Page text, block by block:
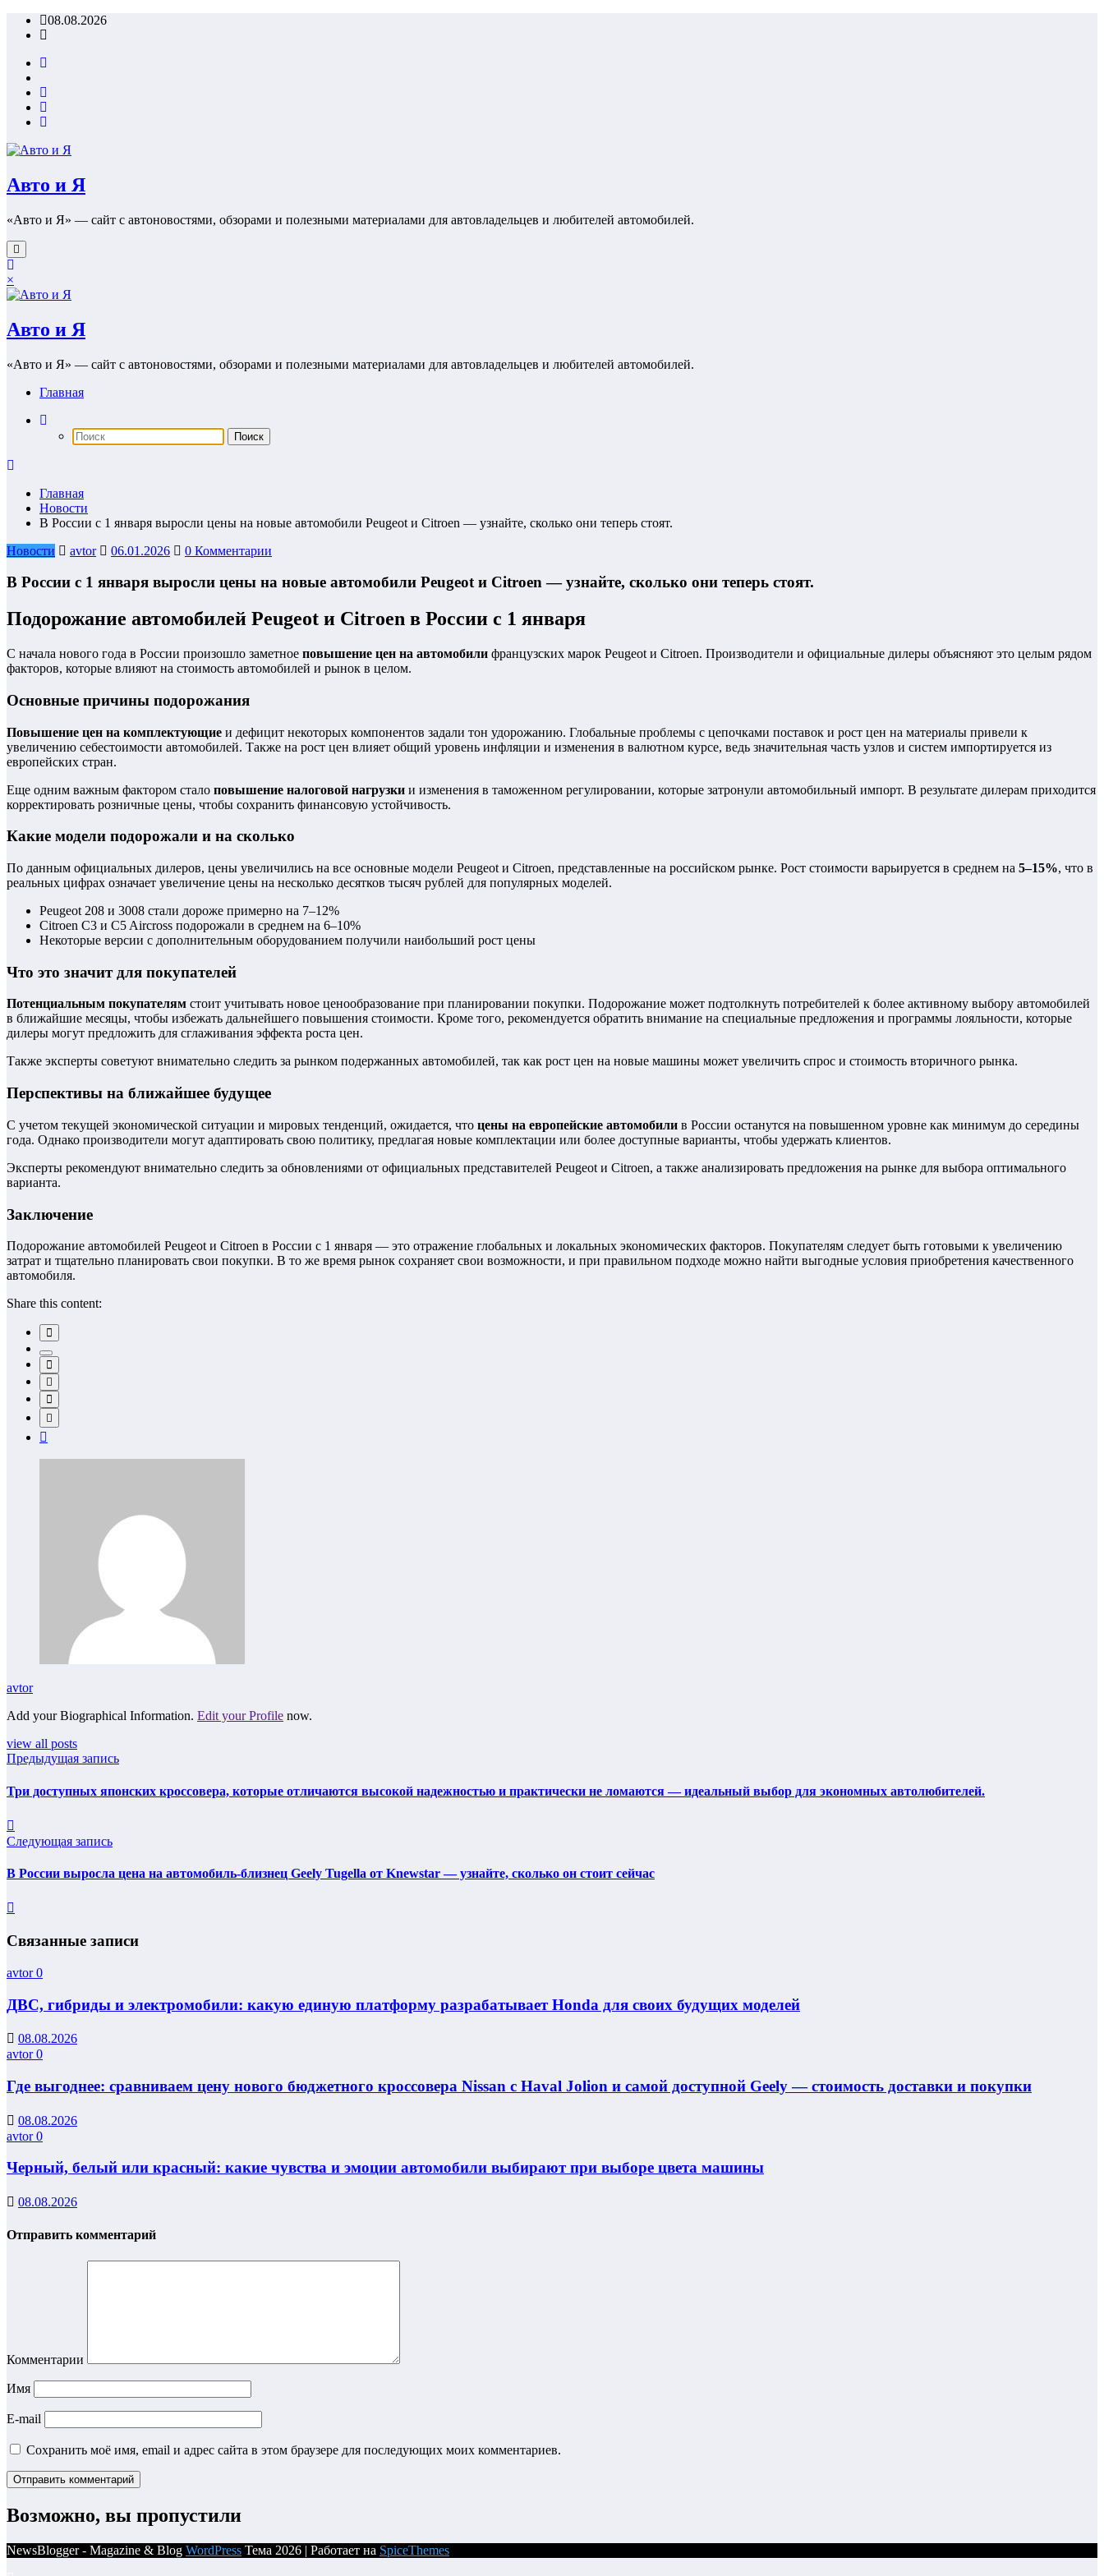
Перейти08.08.2026
Авто и Я
«Авто и Я» — сайт с автоновостями, обзорами и полезными материалами для автовладельцев и любителей автомобилей.
×
Авто и Я
«Авто и Я» — сайт с автоновостями, обзорами и полезными материалами для автовладельцев и любителей автомобилей.
Главная
Главная
Новости
В России с 1 января выросли цены на новые автомобили Peugeot и Citroen — узнайте, сколько они теперь стоят.
Новости
avtor 06.01.2026 0 Комментарии
В России с 1 января выросли цены на новые автомобили Peugeot и Citroen — узнайте, сколько они теперь стоят.
Подорожание автомобилей Peugeot и Citroen в России с 1 января
С начала нового года в России произошло заметное повышение цен на автомобили французских марок Peugeot и Citroen. Производители и официальные дилеры объясняют это целым рядом
факторов, которые влияют на стоимость автомобилей и рынок в целом.
Основные причины подорожания
Повышение цен на комплектующие и дефицит некоторых компонентов задали тон удорожанию. Глобальные проблемы с цепочками поставок и рост цен на материалы привели к
увеличению себестоимости автомобилей. Также на рост цен влияет общий уровень инфляции и изменения в валютном курсе, ведь значительная часть узлов и систем импортируется из
европейских стран.
Еще одним важным фактором стало повышение налоговой нагрузки и изменения в таможенном регулировании, которые затронули автомобильный импорт. В результате дилерам приходится
корректировать розничные цены, чтобы сохранить финансовую устойчивость.
Какие модели подорожали и на сколько
По данным официальных дилеров, цены увеличились на все основные модели Peugeot и Citroen, представленные на российском рынке. Рост стоимости варьируется в среднем на 5–15%, что в
реальных цифрах означает увеличение цены на несколько десятков тысяч рублей для популярных моделей.
Peugeot 208 и 3008 стали дороже примерно на 7–12%
Citroen C3 и C5 Aircross подорожали в среднем на 6–10%
Некоторые версии с дополнительным оборудованием получили наибольший рост цены
Что это значит для покупателей
Потенциальным покупателям стоит учитывать новое ценообразование при планировании покупки. Подорожание может подтолкнуть потребителей к более активному выбору автомобилей
в ближайшие месяцы, чтобы избежать дальнейшего повышения стоимости. Кроме того, рекомендуется обратить внимание на специальные предложения и программы лояльности, которые
дилеры могут предложить для сглаживания эффекта роста цен.
Также эксперты советуют внимательно следить за рынком подержанных автомобилей, так как рост цен на новые машины может увеличить спрос и стоимость вторичного рынка.
Перспективы на ближайшее будущее
С учетом текущей экономической ситуации и мировых тенденций, ожидается, что цены на европейские автомобили в России останутся на повышенном уровне как минимум до середины
года. Однако производители могут адаптировать свою политику, предлагая новые комплектации или более доступные варианты, чтобы удержать клиентов.
Эксперты рекомендуют внимательно следить за обновлениями от официальных представителей Peugeot и Citroen, а также анализировать предложения на рынке для выбора оптимального
варианта.
Заключение
Подорожание автомобилей Peugeot и Citroen в России с 1 января — это отражение глобальных и локальных экономических факторов. Покупателям следует быть готовыми к увеличению
затрат и тщательно планировать свои покупки. В то же время рынок сохраняет свои возможности, и при правильном подходе можно найти выгодные условия приобретения качественного
автомобиля.
Share this content:
avtor
Add your Biographical Information. Edit your Profile now.
view all posts
Предыдущая запись
Три доступных японских кроссовера, которые отличаются высокой надежностью и практически не ломаются — идеальный выбор для экономных автолюбителей.
Следующая запись
В России выросла цена на автомобиль-близнец Geely Tugella от Knewstar — узнайте, сколько он стоит сейчас
Связанные записи
avtor0
ДВС, гибриды и электромобили: какую единую платформу разрабатывает Honda для своих будущих моделей
08.08.2026
avtor0
Где выгоднее: сравниваем цену нового бюджетного кроссовера Nissan с Haval Jolion и самой доступной Geely — стоимость доставки и покупки
08.08.2026
avtor0
Черный, белый или красный: какие чувства и эмоции автомобили выбирают при выборе цвета машины
08.08.2026
Отправить комментарий
Комментарии
Имя
E-mail
Сохранить моё имя, email и адрес сайта в этом браузере для последующих моих комментариев.
Возможно, вы пропустили
NewsBlogger - Magazine & Blog WordPress Тема 2026 | Работает на SpiceThemes